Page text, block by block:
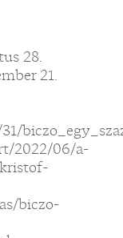
28.
21.
2022/06/a-
biczo-